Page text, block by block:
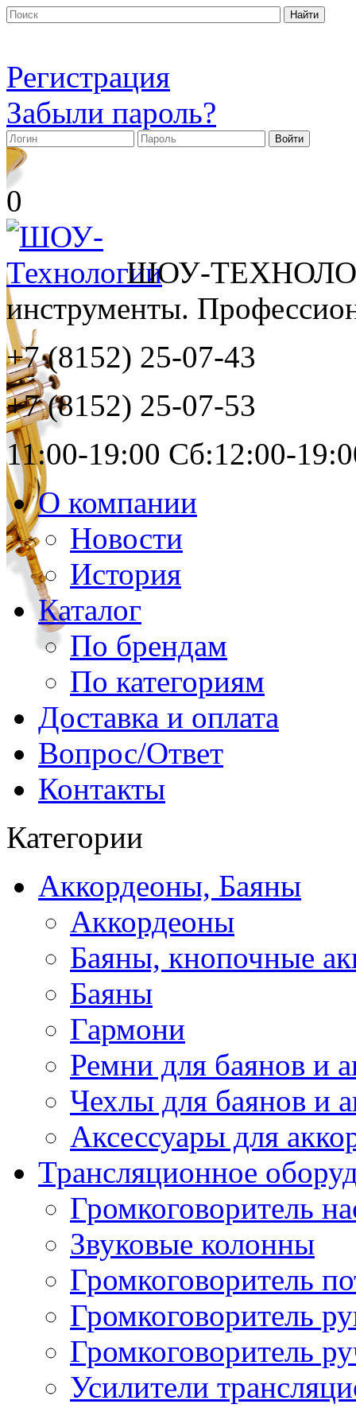
Регистрация
Забыли пароль?
0
ШОУ-
инструменты.
+7 (8152) 25-07-43
+7 (8152) 25-07-53
11:00-19:00 Сб:12:00-
О компании
Новости
История
Каталог
По брендам
По категориям
Доставка и оплата
Вопрос/Ответ
Контакты
Категории
Аккордеоны, Баяны
Аккордеоны
Баяны, кнопочные
Баяны
Гармони
Ремни для баянов и
Чехлы для баянов и
Аксессуары для
Трансляционное
Громкоговоритель
Звуковые колонны
Громкоговоритель
Громкоговоритель
Громкоговоритель
Усилители